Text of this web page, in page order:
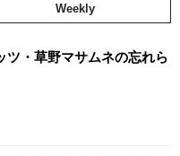
Weekly
・草野マサムネの忘れら